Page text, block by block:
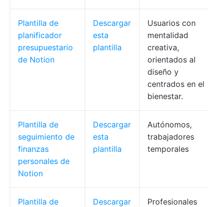
Plantilla de
planificador
presupuestario
de Notion
Descargar
esta
plantilla
Usuarios con
mentalidad
creativa,
orientados al
diseño y
centrados en el
bienestar.
Plantilla de
seguimiento de
finanzas
personales de
Notion
Descargar
esta
plantilla
Autónomos,
trabajadores
temporales
Plantilla de
Descargar
Profesionales